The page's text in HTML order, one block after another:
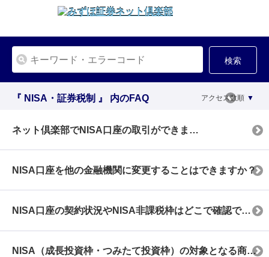
検索
アクセス数順
『 NISA・証券税制 』 内のFAQ
ネット倶楽部でNISA口座の取引ができますか？
NISA口座を他の金融機関に変更することはできますか？
NISA口座の契約状況やNISA非課税枠はどこで確認できますか？
NISA（成長投資枠・つみたて投資枠）の対象となる商品を教えてください。